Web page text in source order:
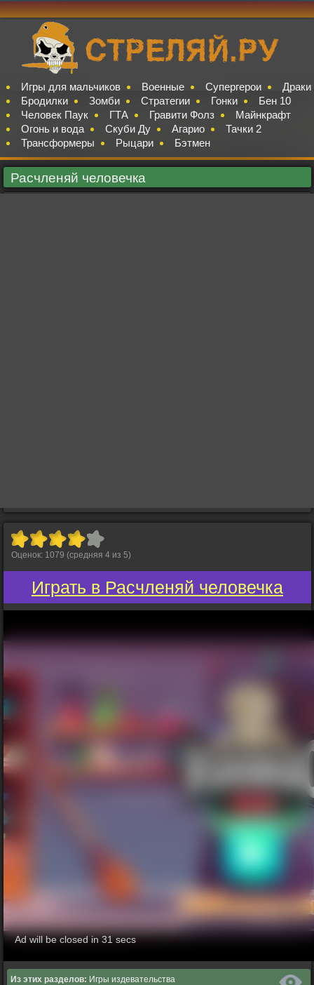
Игры для мальчиков Военные Супергерои
Драки
Бродилки
Зомби Стратегии Гонки
Бен 10
Человек Паук
ГТА Гравити Фолз
Майнкрафт
Огонь и вода
Скуби Ду Агарио
Тачки 2
Трансформеры
Рыцари Бэтмен
Расчленяй человечка
Оценок: 1079 (средняя 4 из 5)
Играть в Расчленяй человечка
Из этих разделов: Игры издевательства